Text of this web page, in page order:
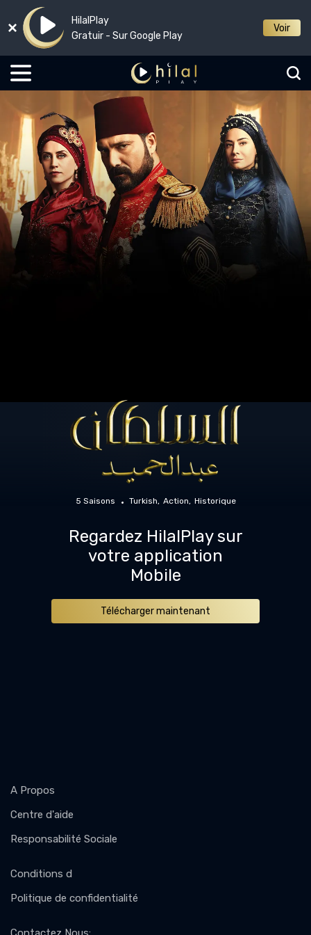
HilalPlay
Gratuir - Sur Google Play
Voir
5 Saisons Turkish Action Historique
Regardez HilalPlay sur
votre application
Mobile
Télécharger maintenant
A Propos
Centre d'aide
Responsabilité Sociale
Conditions d
Politique de confidentialité